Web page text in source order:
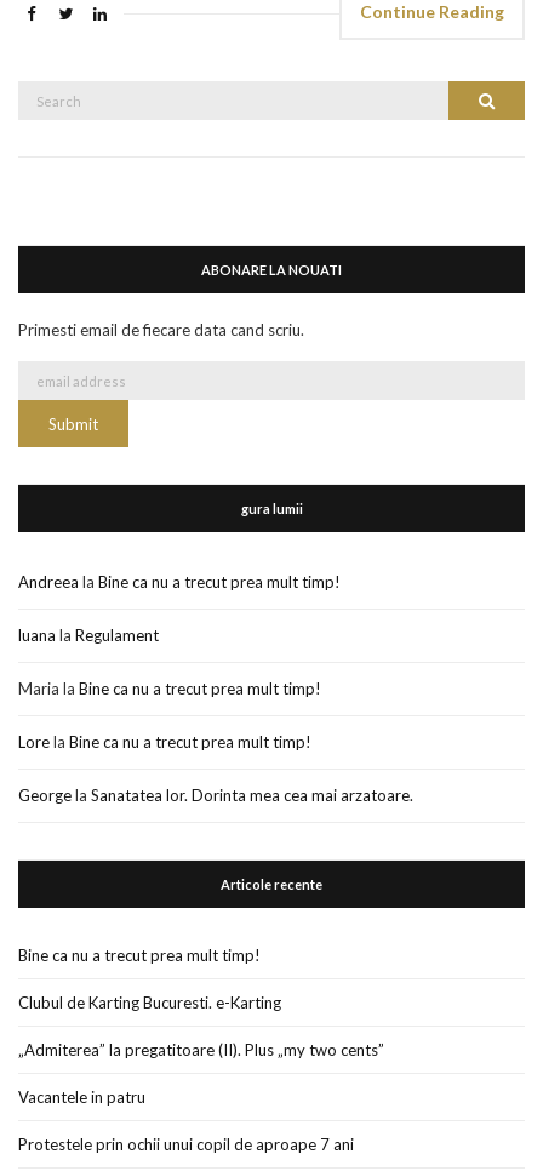
Continue Reading
Search
ABONARE LA NOUATI
Primesti email de fiecare data cand scriu.
gura lumii
Andreea la Bine ca nu a trecut prea mult timp!
luana la Regulament
Maria la Bine ca nu a trecut prea mult timp!
Lorela Bine ca nu a trecut prea mult timp!
Georgela Sanatatea lor. Dorinta mea cea mai arzatoare.
Articole recente
Bine ca nu a trecut prea mult timp!
Clubul de Karting Bucuresti. e-Karting
„Admiterea” la pregatitoare (II). Plus „my two cents”
Vacantele in patru
Protestele prin ochii unui copil de aproape 7 ani